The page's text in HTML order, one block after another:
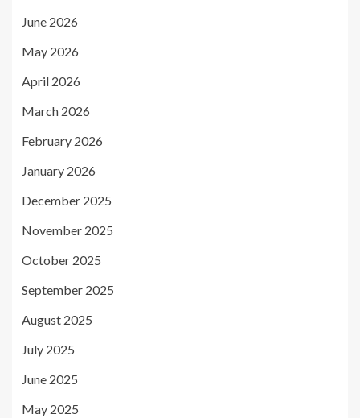
June 2026
May 2026
April 2026
March 2026
February 2026
January 2026
December 2025
November 2025
October 2025
September 2025
August 2025
July 2025
June 2025
May 2025